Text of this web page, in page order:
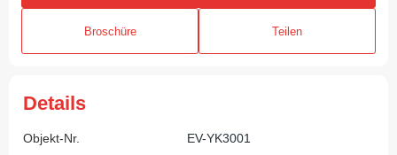
Broschüre Teilen
Details
Objekt-Nr.
EV-YK3001